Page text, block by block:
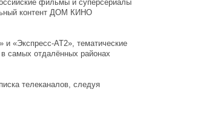
фильмы и суперсериалы
контент ДОМ КИНО
и «Экспресс-АТ2», тематические
самых отдалённых районах
телеканалов, следуя